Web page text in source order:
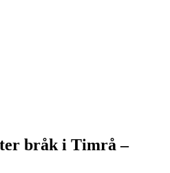
bråk i Timrå –